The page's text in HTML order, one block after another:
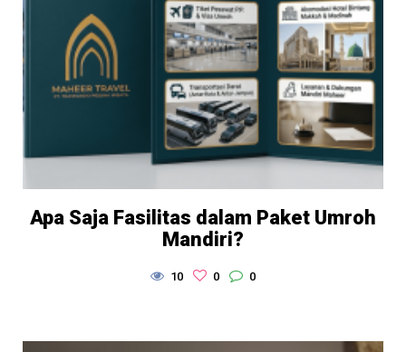
Apa Saja Fasilitas dalam Paket Umroh
Mandiri?
10 0 0